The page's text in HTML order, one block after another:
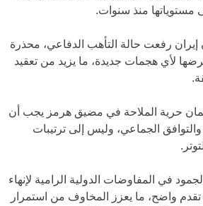
مستوياتها منذ سنوات.
إيران رفعت حالة التأهب الدفاعي، محذرة
لأي هجمات جديدة، ما يزيد من تعقيد
حرية الملاحة في مضيق هرمز يجب أن
والتوافق الجماعي، وليس إلى ترتيبات
في المفاوضات الدولية الرامية لإنهاء
واضح، ما يعزز المخاوف من استمرار